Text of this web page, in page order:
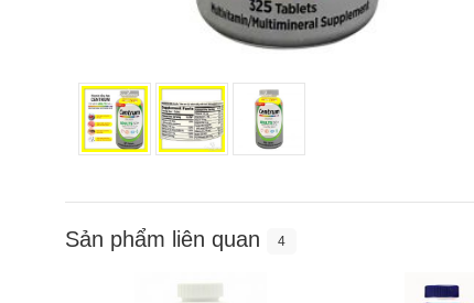
Sản phẩm liên quan 4